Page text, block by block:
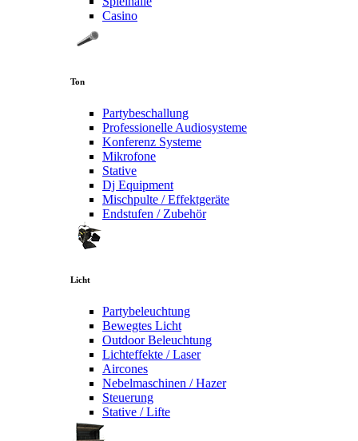
Casino
Ton
Partybeschallung
Professionelle Audiosysteme
Konferenz Systeme
Mikrofone
Stative
Dj Equipment
Mischpulte / Effektgeräte
Endstufen / Zubehör
Licht
Partybeleuchtung
Bewegtes Licht
Outdoor Beleuchtung
Lichteffekte / Laser
Aircones
Nebelmaschinen / Hazer
Steuerung
Stative / Lifte